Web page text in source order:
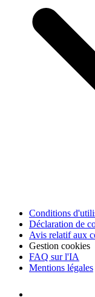
Conditions
Déclaration de
Avis relatif aux
Gestion cookies
FAQ sur l'IA
Mentions légales